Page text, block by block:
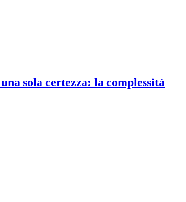
sola certezza: la complessità